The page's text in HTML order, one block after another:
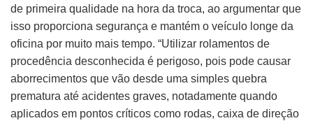
de primeira qualidade na hora da troca, ao argumentar que
isso proporciona segurança e mantém o veículo longe da
oficina por muito mais tempo. “Utilizar rolamentos de
procedência desconhecida é perigoso, pois pode causar
aborrecimentos que vão desde uma simples quebra
prematura até acidentes graves, notadamente quando
aplicados em pontos críticos como rodas, caixa de direção